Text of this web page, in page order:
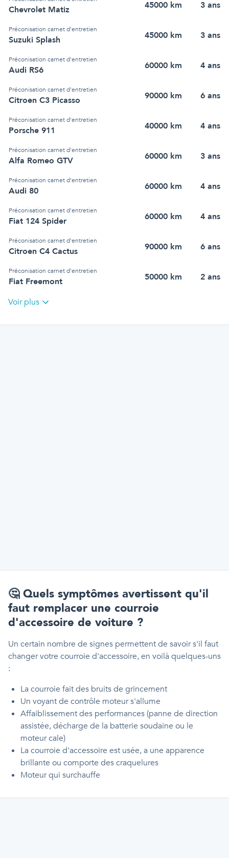
Chevrolet Matiz 45000 km 3 ans
Préconisation carnet d'entretien
Suzuki Splash 45000 km 3 ans
Préconisation carnet d'entretien
Audi RS6 60000 km 4 ans
Préconisation carnet d'entretien
Citroen C3 Picasso 90000 km 6 ans
Préconisation carnet d'entretien
Porsche 911 40000 km 4 ans
Préconisation carnet d'entretien
Alfa Romeo GTV 60000 km 3 ans
Préconisation carnet d'entretien
Audi 80 60000 km 4 ans
Préconisation carnet d'entretien
Fiat 124 Spider 60000 km 4 ans
Préconisation carnet d'entretien
Citroen C4 Cactus 90000 km 6 ans
Préconisation carnet d'entretien
Fiat Freemont 50000 km 2 ans
Voir plus
🤔 Quels symptômes avertissent qu'il
faut remplacer une courroie
d'accessoire de voiture ?
Un certain nombre de signes permettent de savoir s'il faut
changer votre courroie d'accessoire, en voilà quelques-uns
:
La courroie fait des bruits de grincement
Un voyant de contrôle moteur s'allume
Affaiblissement des performances (panne de direction
assistée, décharge de la batterie soudaine ou le
moteur cale)
La courroie d'accessoire est usée, a une apparence
brillante ou comporte des craquelures
Moteur qui surchauffe